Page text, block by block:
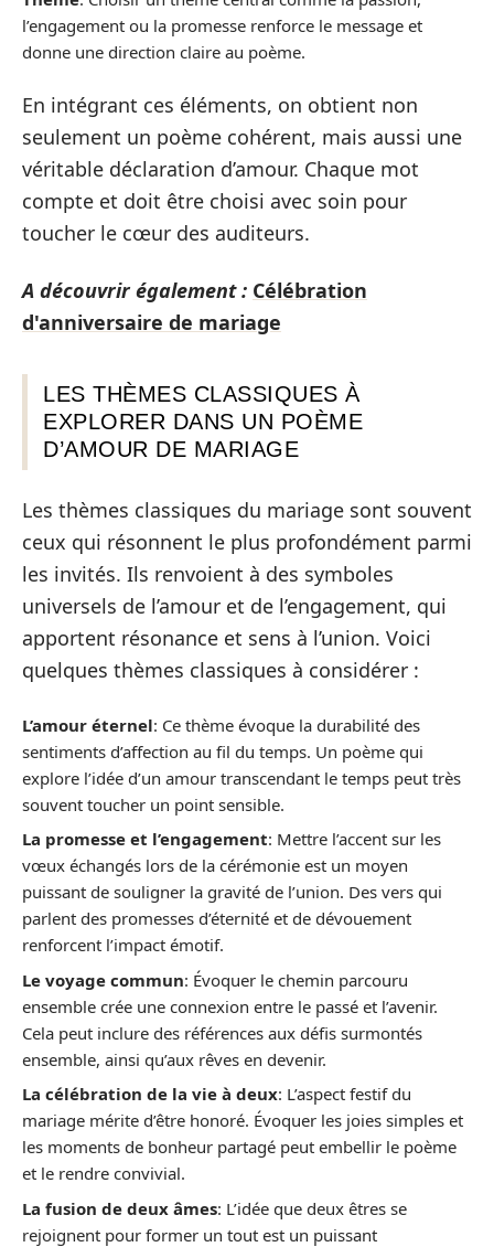
l’engagement ou la promesse renforce le message et
donne une direction claire au poème.
En intégrant ces éléments, on obtient non
seulement un poème cohérent, mais aussi une
véritable déclaration d’amour. Chaque mot
compte et doit être choisi avec soin pour
toucher le cœur des auditeurs.
A découvrir également : Célébration
d'anniversaire de mariage
LES THÈMES CLASSIQUES À
EXPLORER DANS UN POÈME
D’AMOUR DE MARIAGE
Les thèmes classiques du mariage sont souvent
ceux qui résonnent le plus profondément parmi
les invités. Ils renvoient à des symboles
universels de l’amour et de l’engagement, qui
apportent résonance et sens à l’union. Voici
quelques thèmes classiques à considérer :
L’amour éternel: Ce thème évoque la durabilité des
sentiments d’affection au fil du temps. Un poème qui
explore l’idée d’un amour transcendant le temps peut très
souvent toucher un point sensible.
La promesse et l’engagement: Mettre l’accent sur les
vœux échangés lors de la cérémonie est un moyen
puissant de souligner la gravité de l’union. Des vers qui
parlent des promesses d’éternité et de dévouement
renforcent l’impact émotif.
Le voyage commun: Évoquer le chemin parcouru
ensemble crée une connexion entre le passé et l’avenir.
Cela peut inclure des références aux défis surmontés
ensemble, ainsi qu’aux rêves en devenir.
La célébration de la vie à deux: L’aspect festif du
mariage mérite d’être honoré. Évoquer les joies simples et
les moments de bonheur partagé peut embellir le poème
et le rendre convivial.
La fusion de deux âmes: L’idée que deux êtres se
rejoignent pour former un tout est un puissant